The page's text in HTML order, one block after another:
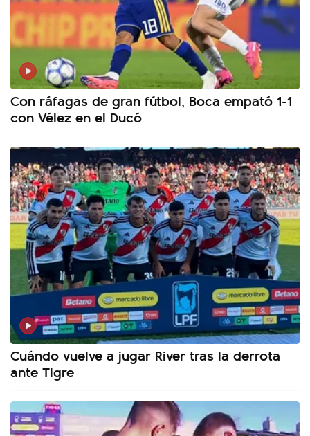
Con ráfagas de gran fútbol, Boca empató 1-1
con Vélez en el Ducó
Cuándo vuelve a jugar River tras la derrota
ante Tigre